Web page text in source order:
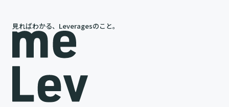
見ればわかる、Leveragesのこと。
槻が語る、レバレジーズの今と未来
代表インタビュー
2026.07.09